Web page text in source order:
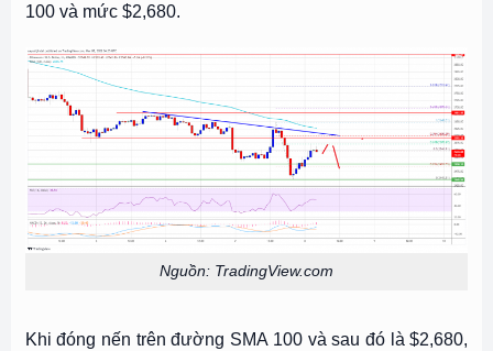
100 và mức $2,680.
Nguồn: TradingView.com
Khi đóng nến trên đường SMA 100 và sau đó là $2,680,